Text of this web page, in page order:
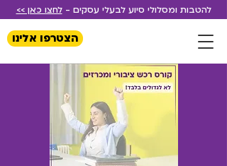
להטבות ומסלולי סיוע לבעלי עסקים -לחצו כאן >>
הצטרפו אלינו